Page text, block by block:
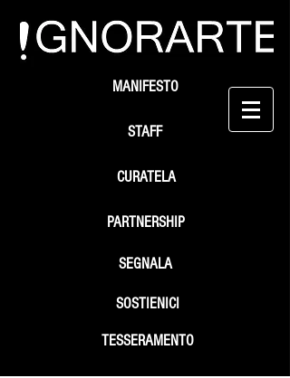
STAFF
SEGNALA
SOSTIENICI
MANIFESTO
PARTNERSHIP
TESSERAMENTO
CURATELA